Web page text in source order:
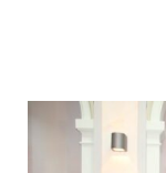
Programas